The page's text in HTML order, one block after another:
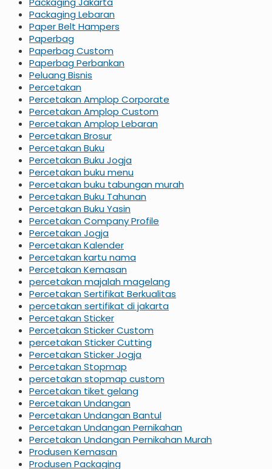
Packaging Lebaran
Paper Belt Hampers
Paperbag
Paperbag Custom
Paperbag Perbankan
Peluang Bisnis
Percetakan
Percetakan Amplop Corporate
Percetakan Amplop Custom
Percetakan Amplop Lebaran
Percetakan Brosur
Percetakan Buku
Percetakan Buku Jogja
Percetakan buku menu
Percetakan buku tabungan murah
Percetakan Buku Tahunan
Percetakan Buku Yasin
Percetakan Company Profile
Percetakan Jogja
Percetakan Kalender
Percetakan kartu nama
Percetakan Kemasan
percetakan majalah magelang
Percetakan Sertifikat Berkualitas
percetakan sertifikat di jakarta
Percetakan Sticker
Percetakan Sticker Custom
percetakan Sticker Cutting
Percetakan Sticker Jogja
Percetakan Stopmap
percetakan stopmap custom
Percetakan tiket gelang
Percetakan Undangan
Percetakan Undangan Bantul
Percetakan Undangan Pernikahan
Percetakan Undangan Pernikahan Murah
Produsen Kemasan
Produsen Packaging